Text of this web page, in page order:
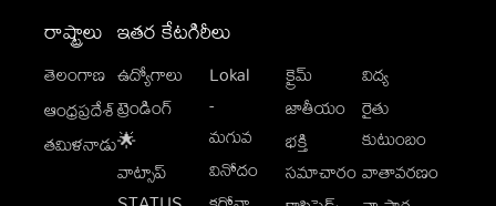
రాష్ట్రాలు
తెలంగాణ
ఆంధ్రప్రదేశ్
తమిళనాడు
ఇతర కేటగిరీలు
ఉద్యోగాలు
ట్రెండింగ్
🌟
వాట్సాప్
Lokal
-
మగువ
వినోదం
క్రైమ్
జాతీయం
భక్తి
సమాచారం
విద్య
రైతు
కుటుంబం
వాతావరణం